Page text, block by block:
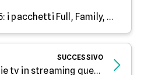
DAZN Ottobre 2025: i pacchetti Full, Family, Goal e le opzioni per ogni tifoso di sport
SUCCESSIVO
Dove vedere film e serie tv in streaming quest'autunno